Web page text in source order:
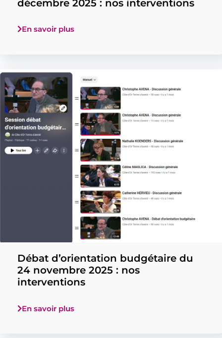
décembre 2025 : nos interventions
En savoir plus
Débat d’orientation budgétaire du
24 novembre 2025 : nos
interventions
En savoir plus